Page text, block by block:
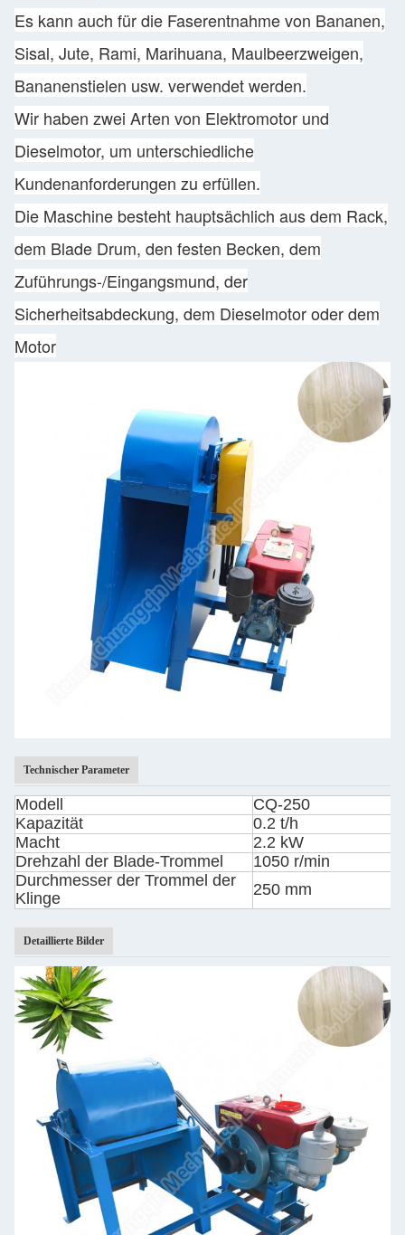
Es kann auch für die Faserentnahme von Bananen,
Sisal, Jute, Rami, Marihuana, Maulbeerzweigen,
Bananenstielen usw. verwendet werden.
Wir haben zwei Arten von Elektromotor und
Dieselmotor, um unterschiedliche
Kundenanforderungen zu erfüllen.
Die Maschine besteht hauptsächlich aus dem Rack,
dem Blade Drum, den festen Becken, dem
Zuführungs-/Eingangsmund, der
Sicherheitsabdeckung, dem Dieselmotor oder dem
Motor
Technischer Parameter
Modell
CQ-250
Kapazität
0.2 t/h
Macht
2.2 kW
Drehzahl der Blade-Trommel
1050 r/min
Durchmesser der Trommel der
Klinge
250 mm
Detaillierte Bilder